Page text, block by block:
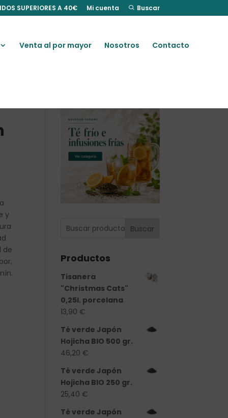
SUPERIORES A 40€ Mi cuenta Buscar
Venta al por mayor Nosotros Contacto
y
de
Buscar
Productos
Tisanera
"Christmas Cats"
0,25l. porcelana
13,90 €
Té verde Japón
Hojicha BIO 500 gr.
46,20 €
Té verde Japón
Hojicha BIO 250 gr.
25,40 €
Té verde Japón